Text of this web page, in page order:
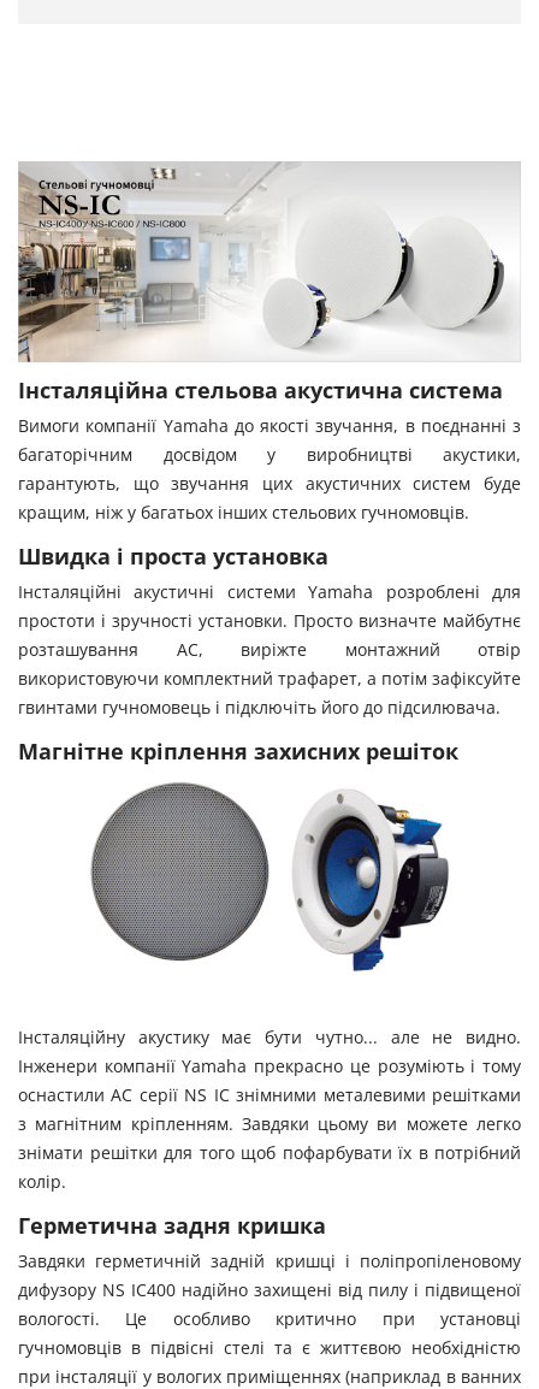
Інсталяційна стельова акустична система
Вимоги компанії Yamaha до якості звучання, в поєднанні з
багаторічним досвідом у виробництві акустики,
гарантують, що звучання цих акустичних систем буде
кращим, ніж у багатьох інших стельових гучномовців.
Швидка і проста установка
Інсталяційні акустичні системи Yamaha розроблені для
простоти і зручності установки. Просто визначте майбутнє
розташування АС, виріжте монтажний отвір
використовуючи комплектний трафарет, а потім зафіксуйте
гвинтами гучномовець і підключіть його до підсилювача.
Магнітне кріплення захисних решіток
Інсталяційну акустику має бути чутно... але не видно.
Інженери компанії Yamaha прекрасно це розуміють і тому
оснастили АС серії NS IC знімними металевими решітками
з магнітним кріпленням. Завдяки цьому ви можете легко
знімати решітки для того щоб пофарбувати їх в потрібний
колір.
Герметична задня кришка
Завдяки герметичній задній кришці і поліпропіленовому
дифузору NS IC400 надійно захищені від пилу і підвищеної
вологості. Це особливо критично при установці
гучномовців в підвісні стелі та є життєвою необхідністю
при інсталяції у вологих приміщеннях (наприклад в ванних